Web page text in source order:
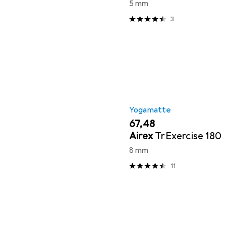
5 mm
3
Yogamatte
EUR
67,48
Airex TrExercise 180
8 mm
11